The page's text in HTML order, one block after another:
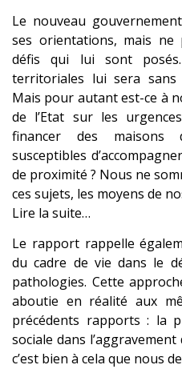
Le nouveau
ses orientations, mais
défis qui lui sont posés.
territoriales lui sera sans
Mais pour autant est-ce à
de l’Etat sur les
financer des
susceptibles
de proximité ? Nous ne
ces sujets, les moyens de
Lire la suite…
Le rapport rappelle
du cadre de vie dans le
pathologies. Cette
aboutie en réalité aux
précédents rapports : la
sociale dans
c’est bien à cela que nous